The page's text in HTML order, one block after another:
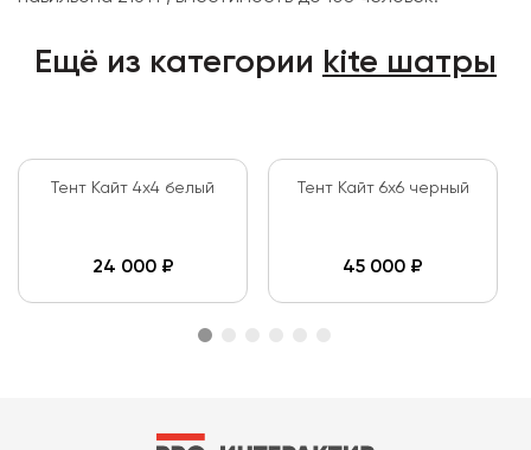
Ещё из категории kite шатры
Тент Кайт 4x4 белый
24 000₽
Тент Кайт 6x6 черный
45 000 ₽